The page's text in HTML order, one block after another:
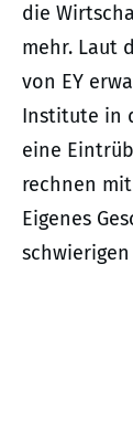
die
mehr. Laut
von EY
Institute in
eine
rechnen
Eigenes